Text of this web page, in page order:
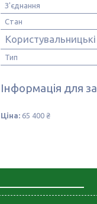
З'єднання
Стан
Тип
Інформація для
Ціна: 65 400 ₴